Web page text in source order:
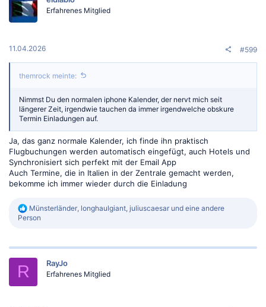
o
n
:
Erfahrenes Mitglied
11.04.2026 #599
themrock meinte:
Nimmst Du den normalen iphone Kalender, der nervt mich seit
längerer Zeit, irgendwie tauchen da immer irgendwelche obskure
Termin Einladungen auf.
Ja, das ganz normale Kalender, ich finde ihn praktisch
Flugbuchungen werden automatisch eingefügt, auch Hotels und
Synchronisiert sich perfekt mit der Email App
Auch Termine, die in Italien in der Zentrale gemacht werden,
bekomme ich immer wieder durch die Einladung
R
e
t
Münsterländer, longhaulgiant, juliuscaesar und eine andere
Person
R RayJo
Erfahrenes Mitglied